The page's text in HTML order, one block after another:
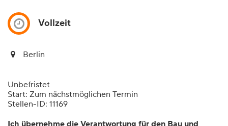
Vollzeit
Berlin
Unbefristet
Start: Zum nächstmöglichen Termin
Stellen-ID: 11169